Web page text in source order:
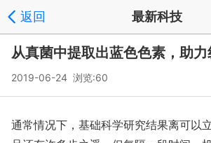
返回 最新科技
从真菌中提取出蓝色色素，助
2019-06-24 浏览:60
通常情况下，基础科学研究结果离可以